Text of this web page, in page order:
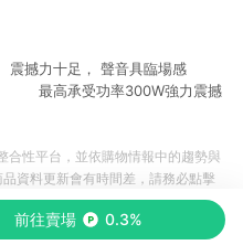
撼力十足， 聲音具臨場感
最高承受功率300W強力震撼
前往賣場 0.3%
合性平台，並依購物情報中的趨勢與
資料更新會有時間差，請務必點擊
條件，一切資訊以合作廠商網頁為